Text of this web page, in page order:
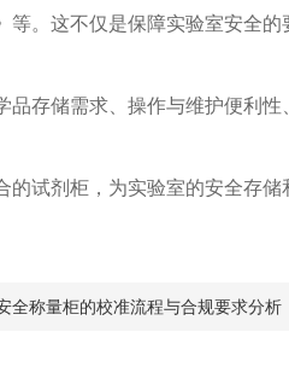
。这不仅是保障实验室安全的
存储需求、操作与维护便利性
剂柜，为实验室的安全存储
全称量柜的校准流程与合规要求分析